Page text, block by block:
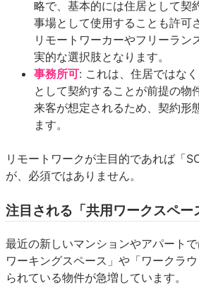
略で、基本的には住居として契
事場として使用することも許可
リモートワーカーやフリーラン
実的な選択肢となります。
事務所可: これは、住居ではな
として契約することが前提の物
来客が想定されるため、契約形
ます。
リモートワークが主目的であれば「
が、必須ではありません。
注目される「共用ワークスペー
最近の新しいマンションやアパート
ワーキングスペース」や「ワークラ
られている物件が急増しています。